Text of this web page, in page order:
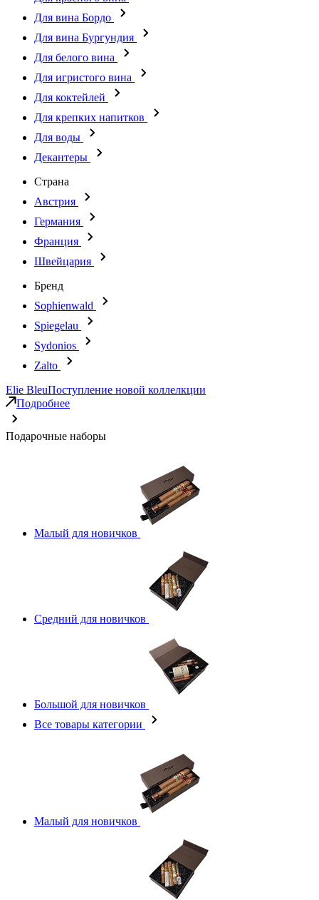
Для вина Бордо
Для вина Бургундия
Для белого вина
Для игристого вина
Для коктейлей
Для крепких напитков
Для воды
Декантеры
Страна
Австрия
Германия
Франция
Швейцария
Бренд
Sophienwald
Spiegelau
Sydonios
Zalto
Elie BleuПоступление новой коллелкции
Подробнее
Подарочные наборы
Малый для новичков
Средний для новичков
Большой для новичков
Все товары категории
Малый для новичков